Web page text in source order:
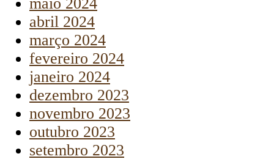
abril 2024
março 2024
fevereiro 2024
janeiro 2024
dezembro 2023
novembro 2023
outubro 2023
setembro 2023